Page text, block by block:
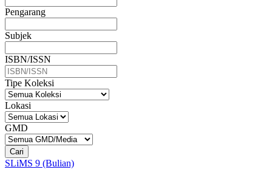
Pengarang
Subjek
ISBN/ISSN
Tipe Koleksi
Lokasi
GMD
Cari
SLiMS 9 (Bulian)